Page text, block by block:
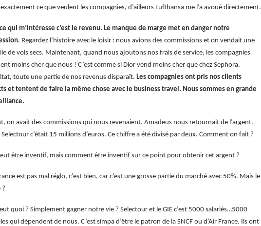
exactement ce que veulent les compagnies, d’ailleurs Lufthansa me l’a avoué directement.
qui m’intéresse c’est le revenu. Le manque de marge met en danger notre
. Regardez l’histoire avec le loisir : nous avions des commissions et on vendait une
de vols secs. Maintenant, quand nous ajoutons nos frais de service, les compagnies
moins cher que nous ! C’est comme si Dior vend moins cher que chez Sephora.
toute une partie de nos revenus disparaît. Les compagnies ont pris nos clients
et tentent de faire la même chose avec le business travel. Nous sommes en grande
on avait des commissions qui nous revenaient. Amadeus nous retournait de l’argent.
Selectour c’était 15 millions d’euros. Ce chiffre a été divisé par deux. Comment on fait ?
être inventif, mais comment être inventif sur ce point pour obtenir cet argent ?
est pas mal réglo, c’est bien, car c’est une grosse partie du marché avec 50%. Mais le
?
quoi ? Simplement gagner notre vie ? Selectour et le GIE c’est 5000 salariés…5000
qui dépendent de nous. C’est simpa d’être le patron de la SNCF ou d’Air France. Ils ont